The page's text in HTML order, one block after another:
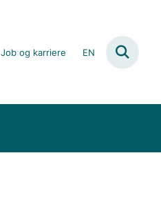
Job og karriere EN